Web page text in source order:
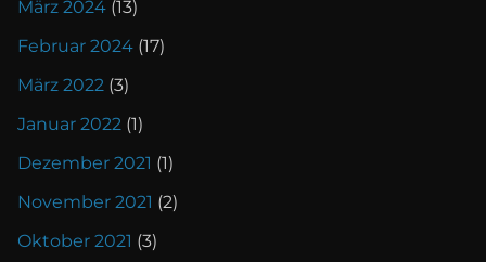
März 2024 (13)
Februar 2024 (17)
März 2022 (3)
Januar 2022 (1)
Dezember 2021 (1)
November 2021 (2)
Oktober 2021 (3)